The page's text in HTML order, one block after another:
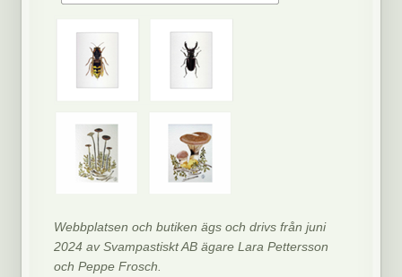
Webbplatsen och butiken ägs och drivs från juni
2024 av Svampastiskt AB ägare Lara Pettersson
och Peppe Frosch.